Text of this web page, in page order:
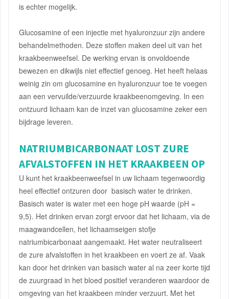
is echter mogelijk.
Glucosamine of een injectie met hyaluronzuur zijn andere
behandelmethoden. Deze stoffen maken deel uit van het
kraakbeenweefsel. De werking ervan is onvoldoende
bewezen en dikwijls niet effectief genoeg. Het heeft helaas
weinig zin om glucosamine en hyaluronzuur toe te voegen
aan een vervuilde/verzuurde kraakbeenomgeving. In een
ontzuurd lichaam kan de inzet van glucosamine zeker een
bijdrage leveren.
NATRIUMBICARBONAAT LOST ZURE
AFVALSTOFFEN IN HET KRAAKBEEN OP
U kunt het kraakbeenweefsel in uw lichaam tegenwoordig
heel effectief ontzuren door basisch water te drinken.
Basisch water is water met een hoge pH waarde (pH =
9,5). Het drinken ervan zorgt ervoor dat het lichaam, via de
maagwandcellen, het lichaamseigen stofje
natriumbicarbonaat aangemaakt. Het water neutraliseert
de zure afvalstoffen in het kraakbeen en voert ze af. Vaak
kan door het drinken van basisch water al na zeer korte tijd
de zuurgraad in het bloed positief veranderen waardoor de
omgeving van het kraakbeen minder verzuurt. Met het